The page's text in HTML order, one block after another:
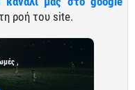
ροή του site.
,